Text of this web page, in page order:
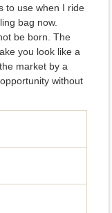
to use when I ride
bag now.
be born. The
you look like a
market by a
without